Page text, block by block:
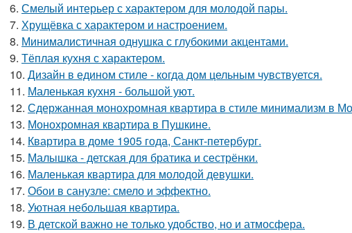
6. Смелый интерьер с характером для молодой пары.
7. Хрущёвка с характером и настроением.
8. Минималистичная однушка с глубокими акцентами.
9. Тёплая кухня с характером.
10. Дизайн в едином стиле - когда дом цельным чувствуется.
11. Маленькая кухня - большой уют.
12. Сдержанная монохромная квартира в стиле минимализм в
13. Монохромная квартира в Пушкине.
14. Квартира в доме 1905 года, Санкт-петербург.
15. Малышка - детская для братика и сестрёнки.
16. Маленькая квартира для молодой девушки.
17. Обои в санузле: смело и эффектно.
18. Уютная небольшая квартира.
19. В детской важно не только удобство, но и атмосфера.